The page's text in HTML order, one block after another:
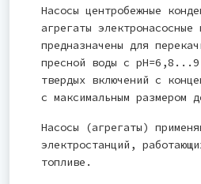
Насосы центробежные
агрегаты
предназначены для
пресной воды с
твердых включений с
с максимальным размером
Насосы (агрегаты)
электростанций,
топливе.